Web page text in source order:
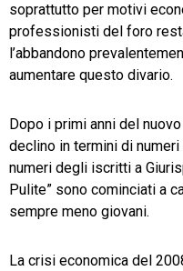
soprattutto per motivi
professionisti del foro
l’abbandono
aumentare questo divario.
Dopo i primi anni del
declino in termini di numeri
numeri degli iscritti a
Pulite” sono cominciati a
sempre meno giovani.
La crisi economica del